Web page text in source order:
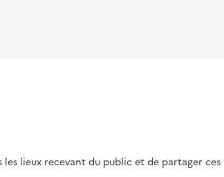
lieux recevant du public et de partager